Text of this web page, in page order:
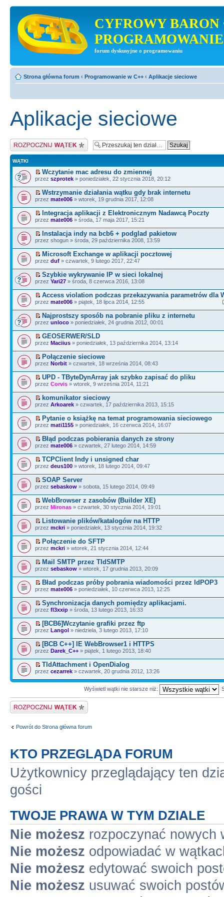
CYFROWY BARON
PROGRAMOWANIE
forum dyskusyjne o programowaniu
Strona główna forum ‹ Programowanie w C++ ‹ Aplikacje sieciowe
Aplikacje sieciowe
Napisz wątek
WĄTKI
Wczytanie mac adresu do zmiennej
przez szprotek » poniedziałek, 22 stycznia 2018, 20:12
Wstrzymanie działania wątku gdy brak internetu
przez mate006 » wtorek, 19 grudnia 2017, 12:08
Integracja aplikacji z Elektronicznym Nadawcą Poczty
przez mate006 » środa, 17 maja 2017, 15:21
Instalacja indy na bcb6 + podglad pakietow
przez shogun » środa, 29 października 2008, 13:59
Microsoft Exchange w aplikacji pocztowej
przez duf » czwartek, 9 lutego 2017, 22:47
Szybkie wykrywanie IP w sieci lokalnej
przez Yari27 » środa, 8 czerwca 2016, 13:08
Access violation podczas przekazywania parametrów dla
przez mate006 » piątek, 18 lipca 2014, 12:55
Najprostszy sposób na pobranie pliku z internetu
przez unloco » poniedziałek, 24 grudnia 2012, 00:01
GEOSERWER/SLD
przez Maciius » poniedziałek, 13 października 2014, 13:14
Połączenie sieciowe
przez Norbit » czwartek, 18 września 2014, 08:43
UPD - TByteDynArray jak szybko zapisać do pliku
przez Corvis » wtorek, 9 września 2014, 11:21
komunikator sieciowy
przez Arkoarek » czwartek, 17 października 2013, 15:15
Pytanie o książkę na temat programowania sieciowego
przez mati1155 » poniedziałek, 16 czerwca 2014, 16:07
Błąd podczas pobierania danych ze strony
przez mate006 » czwartek, 27 lutego 2014, 14:59
TCPClient Indy i unsigned char
przez deus100 » wtorek, 18 lutego 2014, 09:47
SOAP Server
przez sebaskow » sobota, 15 lutego 2014, 09:49
WebBrowser z zasobów (Builder XE)
przez Mironas » czwartek, 30 stycznia 2014, 19:01
Listowanie plików/katalogów na HTTP
przez mckri » poniedziałek, 13 stycznia 2014, 19:32
Połączenie do SFTP
przez mckri » wtorek, 21 stycznia 2014, 12:44
Mail SMTP przez TIdSMTP
przez sebaskow » wtorek, 17 grudnia 2013, 20:09
Bład podczas próby pobrania wiadomości przez IdPOP3
przez mate006 » poniedziałek, 10 czerwca 2013, 12:25
Synchronizacja danych pomiędzy aplikacjami.
przez fl3xxip » środa, 13 lutego 2013, 16:33
[BCB6]Wczytanie grafiki przez ftp
przez Langol » niedziela, 3 lutego 2013, 17:10
[BCB C++] IE WebBrowser1 i HTTPS
przez Darek_C++ » piątek, 1 lutego 2013, 18:40
TIdAttachment i OpenDialog
przez cezarrek » czwartek, 20 grudnia 2012, 13:26
Wyświetl wątki nie starsze niż:
Napisz wątek
Powrót do Strona główna forum
KTO PRZEGLĄDA FORUM
Użytkownicy przeglądający ten
gości
TWOJE PRAWA W TYM DZIALE
Nie możesz rozpoczynać nowych
Nie możesz odpowiadać w
Nie możesz edytować swoich
Nie możesz usuwać swoich